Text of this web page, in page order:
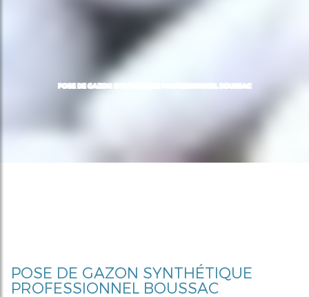
POSE DE GAZON SYNTHÉTIQUE PROFESSIONNEL BOUSSAC
POSE DE GAZON SYNTHÉTIQUE
PROFESSIONNEL BOUSSAC